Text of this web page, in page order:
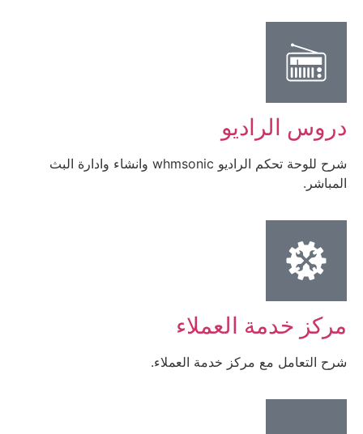
دروس الراديو
شرح للوحة تحكم الراديو whmsonic وانشاء وادارة البث
المباشر.
مركز خدمة العملاء
شرح التعامل مع مركز خدمة العملاء.